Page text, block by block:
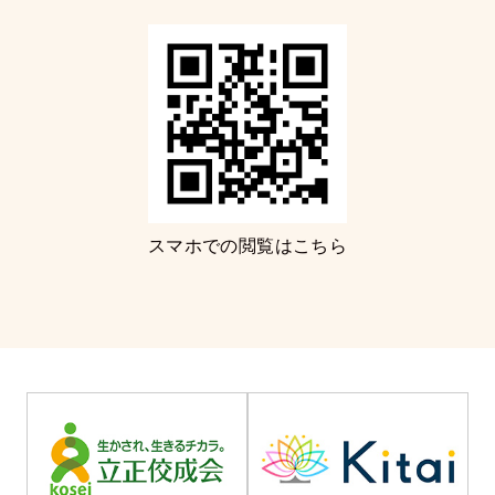
スマホでの閲覧はこちら